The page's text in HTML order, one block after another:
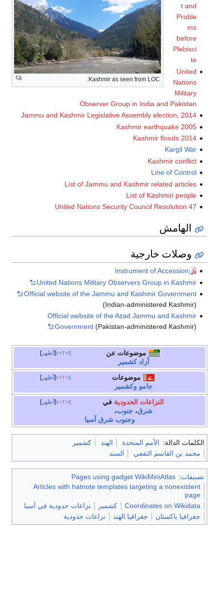
Kashmir as seen from LOC.
Proble
before
Plebisci
United
Nations
Military
Observer Group in India and Pakistan
Jammu and Kashmir Legislative Assembly election, 2014
2005 Kashmir earthquake
2014 Kashmir floods
Kargil War
Kashmir conflict
Line of Control
List of Jammu and Kashmir related articles
List of Kashmiri people
United Nations Security Council Resolution 47
الهامش
وصلات خارجية
Instrument of Accession
United Nations Military Observers Group in Kashmir
Official website of the Jammu and Kashmir Government
(Indian-administered Kashmir)
Official website of the Azad Jammu and Kashmir
Government(Pakistan-administered Kashmir)
أظهر
موضوعات عن
أزاد كشمير
أظهر
موضوعات
جامو وكشمير
أظهر النزاعات الحدوديةفي
،جنوب ،
وجنوب شرق آسيا
الدالة: الأمم المتحدة الهند
كشمير
محمد بن القاسم الثقفي
السند
:
Pages using gadget WikiMiniAtlas
Articles with hatnote templates targeting a nonexistent
Coordinates on Wikidata
كشمير
نزاعات حدودية في آسيا
جغرافيا باكستان
جغرافيا الهند نزاعات حدودية